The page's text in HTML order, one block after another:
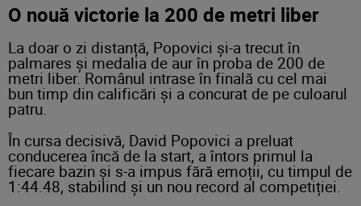
O nouă victorie la 200 de metri liber
La doar o zi distanță, Popovici și-a trecut în
palmares și medalia de aur în proba de 200 de
metri liber. Românul intrase în finală cu cel mai
bun timp din calificări și a concurat de pe culoarul
patru.
În cursa decisivă, David Popovici a preluat
conducerea încă de la start, a întors primul la
fiecare bazin și s-a impus fără emoții, cu timpul de
1:44.48, stabilind și un nou record al competiției.